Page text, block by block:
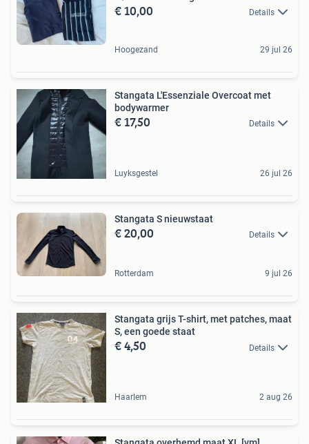
€ 10,00 Details
Hoogezand 29 jul 26
Stangata L'Essenziale Overcoat met
bodywarmer
€ 17,50 Details
Luyksgestel 26 jul 26
Stangata S nieuwstaat
€ 20,00 Details
Rotterdam 9 jul 26
Stangata grijs T-shirt, met patches, maat
S, een goede staat
€ 4,50 Details
Haarlem 2 aug 26